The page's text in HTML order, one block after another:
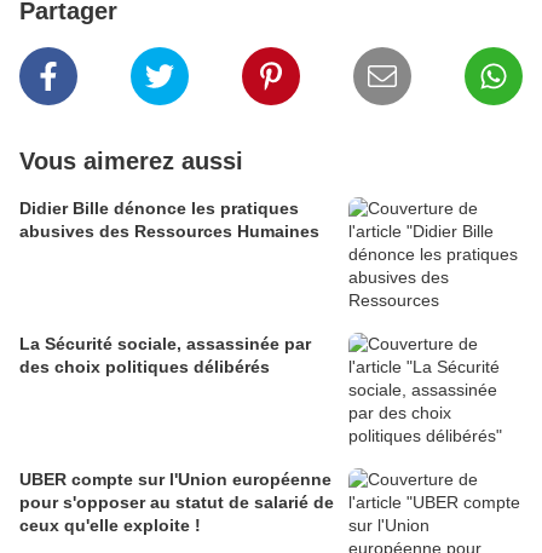
Partager
Vous aimerez aussi
Didier Bille dénonce les pratiques
abusives des Ressources Humaines
La Sécurité sociale, assassinée par
des choix politiques délibérés
UBER compte sur l'Union européenne
pour s'opposer au statut de salarié de
ceux qu'elle exploite !